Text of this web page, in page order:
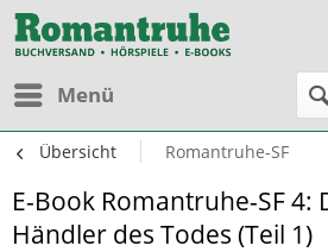
Menü
Übersicht Romantruhe-SF
E-Book Romantruhe-SF 4:
Händler des Todes (Teil 1)